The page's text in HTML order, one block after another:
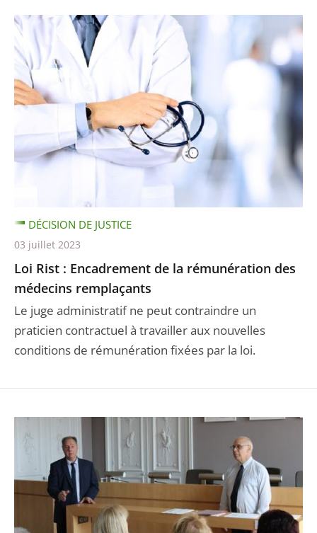
Loi Rist : Encadrement de la rémunération des
médecins remplaçants
Le juge administratif ne peut contraindre un
praticien contractuel à travailler aux nouvelles
conditions de rémunération fixées par la loi.
DÉCISION DE JUSTICE
03 juillet 2023